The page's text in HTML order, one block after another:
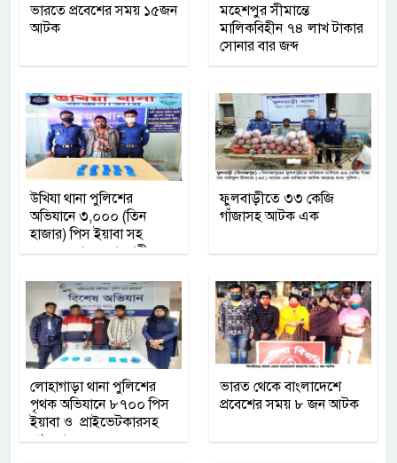
ভারতে প্রবেশের সময় ১৫জন
আটক
মহেশপুর সীমান্তে
মালিকবিহীন ৭৪ লাখ টাকার
সোনার বার জব্দ
উখিযা থানা পুলিশের
অভিযানে ৩,০০০ (তিন
হাজার) পিস ইয়াবা সহ
একজন মাদক কারবারী
ফুলবাড়ীতে ৩৩ কেজি
গাঁজাসহ আটক এক
লোহাগাড়া থানা পুলিশের
পৃথক অভিযানে ৮৭০০ পিস
ইয়াবা ও প্রাইভেটকারসহ
গ্রেফতার ৩
ভারত থেকে বাংলাদেশে
প্রবেশের সময় ৮ জন আটক